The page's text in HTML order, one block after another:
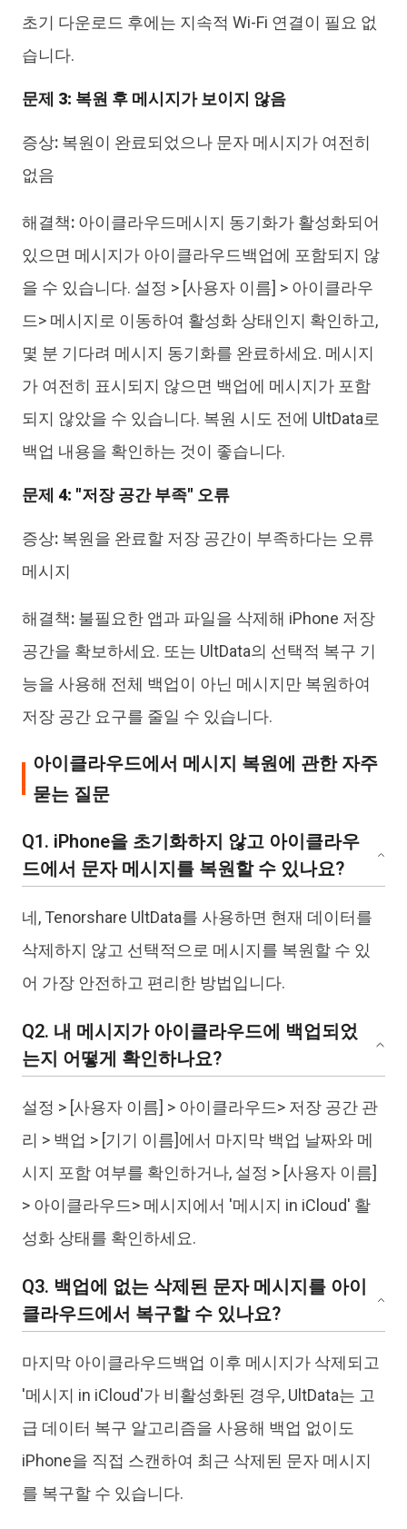
초기 다운로드 후에는 지속적 Wi-Fi 연결이 필요 없
습니다.
문제 3: 복원 후 메시지가 보이지 않음
증상: 복원이 완료되었으나 문자 메시지가 여전히
없음
해결책: 아이클라우드메시지 동기화가 활성화되어
있으면 메시지가 아이클라우드백업에 포함되지 않
을 수 있습니다. 설정 > [사용자 이름] > 아이클라우
드> 메시지로 이동하여 활성화 상태인지 확인하고,
몇 분 기다려 메시지 동기화를 완료하세요. 메시지
가 여전히 표시되지 않으면 백업에 메시지가 포함
되지 않았을 수 있습니다. 복원 시도 전에 UltData로
백업 내용을 확인하는 것이 좋습니다.
문제 4: "저장 공간 부족" 오류
증상: 복원을 완료할 저장 공간이 부족하다는 오류
메시지
해결책: 불필요한 앱과 파일을 삭제해 iPhone 저장
공간을 확보하세요. 또는 UltData의 선택적 복구 기
능을 사용해 전체 백업이 아닌 메시지만 복원하여
저장 공간 요구를 줄일 수 있습니다.
아이클라우드에서 메시지 복원에 관한 자주
묻는 질문
Q1. iPhone을 초기화하지 않고 아이클라우
드에서 문자 메시지를 복원할 수 있나요?
네, Tenorshare UltData를 사용하면 현재 데이터를
삭제하지 않고 선택적으로 메시지를 복원할 수 있
어 가장 안전하고 편리한 방법입니다.
Q2. 내 메시지가 아이클라우드에 백업되었
는지 어떻게 확인하나요?
설정 > [사용자 이름] > 아이클라우드> 저장 공간 관
리 > 백업 > [기기 이름]에서 마지막 백업 날짜와 메
시지 포함 여부를 확인하거나, 설정 > [사용자 이름]
> 아이클라우드> 메시지에서 '메시지 in iCloud' 활
성화 상태를 확인하세요.
Q3. 백업에 없는 삭제된 문자 메시지를 아이
클라우드에서 복구할 수 있나요?
마지막 아이클라우드백업 이후 메시지가 삭제되고
'메시지 in iCloud'가 비활성화된 경우, UltData는 고
급 데이터 복구 알고리즘을 사용해 백업 없이도
iPhone을 직접 스캔하여 최근 삭제된 문자 메시지
를 복구할 수 있습니다.